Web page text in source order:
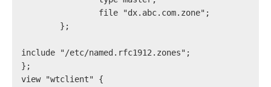
                file "dx.abc.com.zone";
        };
include "/etc/named.rfc1912.zones";
};
view "wtclient" {